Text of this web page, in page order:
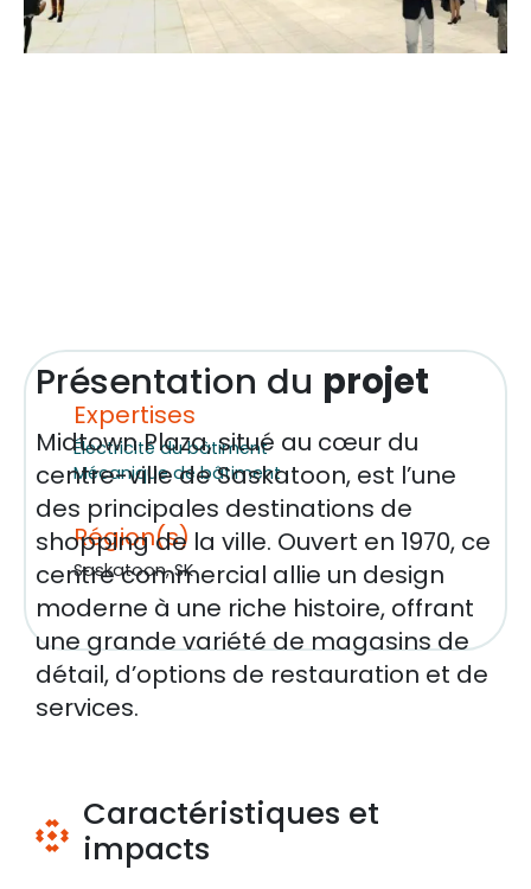
Présentation du projet
Midtown Plaza, situé au cœur du
centre-ville de Saskatoon, est l’une
des principales destinations de
shopping de la ville. Ouvert en 1970, ce
centre commercial allie un design
moderne à une riche histoire, offrant
une grande variété de magasins de
détail, d’options de restauration et de
services.
Caractéristiques et
impacts
Expertises
Électricité du bâtiment
Mécanique de bâtiment
Région(s)
Saskatoon, SK